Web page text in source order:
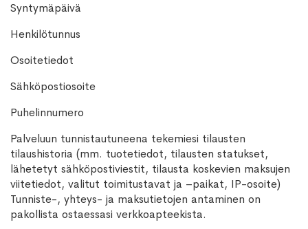
Syntymäpäivä
Henkilötunnus
Osoitetiedot
Sähköpostiosoite
Puhelinnumero
Palveluun tunnistautuneena tekemiesi tilausten
tilaushistoria (mm. tuotetiedot, tilausten statukset,
lähetetyt sähköpostiviestit, tilausta koskevien maksujen
viitetiedot, valitut toimitustavat ja –paikat, IP-osoite)
Tunniste-, yhteys- ja maksutietojen antaminen on
pakollista ostaessasi verkkoapteekista.